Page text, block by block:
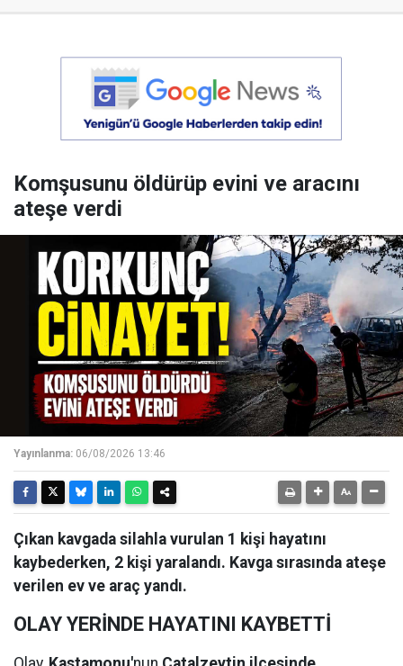
Komşusunu öldürüp evini ve aracını
ateşe verdi
Yayınlanma: 06/08/2026 13:46
Çıkan kavgada silahla vurulan 1 kişi hayatını
kaybederken, 2 kişi yaralandı. Kavga sırasında ateşe
verilen ev ve araç yandı.
OLAY YERİNDE HAYATINI KAYBETTİ